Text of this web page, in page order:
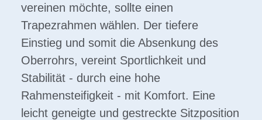
vereinen möchte, sollte einen
Trapezrahmen wählen. Der tiefere
Einstieg und somit die Absenkung des
Oberrohrs, vereint Sportlichkeit und
Stabilität - durch eine hohe
Rahmensteifigkeit - mit Komfort. Eine
leicht geneigte und gestreckte Sitzposition